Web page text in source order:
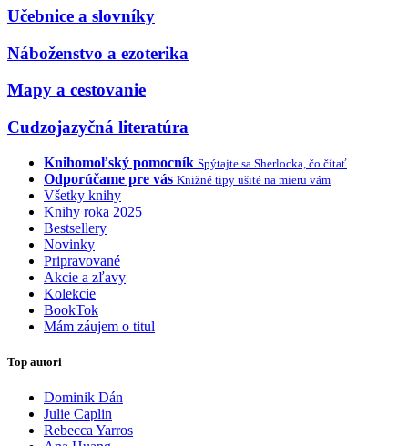
Učebnice a slovníky
Náboženstvo a ezoterika
Mapy a cestovanie
Cudzojazyčná literatúra
Knihomoľský pomocník Spýtajte sa Sherlocka, čo čítať
Odporúčame pre vás Knižné tipy ušité na mieru vám
Všetky knihy
Knihy roka 2025
Bestsellery
Novinky
Pripravované
Akcie a zľavy
Kolekcie
BookTok
Mám záujem o titul
Top autori
Dominik Dán
Julie Caplin
Rebecca Yarros